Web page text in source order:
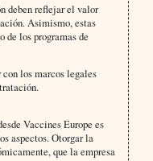
deben reflejar el valor
Asimismo, estas
de los programas de
los marcos legales
Vaccines Europe es
aspectos. Otorgar la
que la empresa